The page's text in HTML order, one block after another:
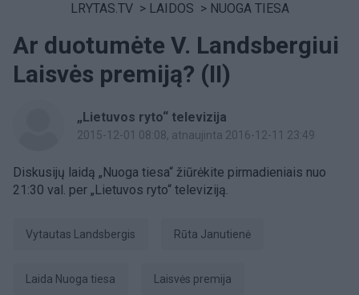
LRYTAS.TV > LAIDOS > NUOGA TIESA
Ar duotumėte V. Landsbergiui
Laisvės premiją? (II)
„Lietuvos ryto“ televizija
2015-12-01 08:08, atnaujinta 2016-12-11 23:49
Diskusijų laidą „Nuoga tiesa“ žiūrėkite pirmadieniais nuo
21:30 val. per „Lietuvos ryto“ televiziją.
Vytautas Landsbergis Rūta Janutienė
laida Nuoga tiesa Laisvės premija